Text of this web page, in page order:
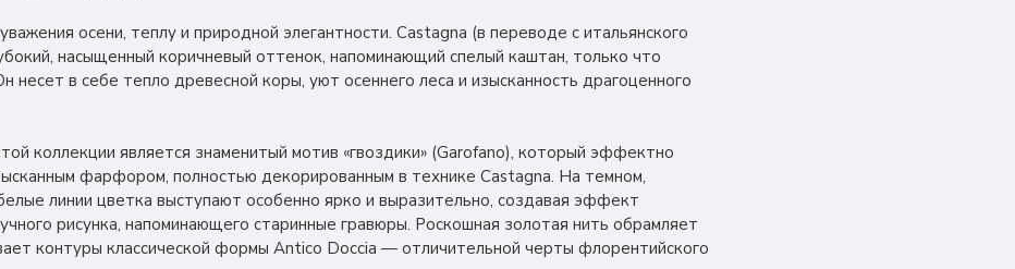
осени, теплу и природной элегантности. Castagna (в переводе с итальянского
насыщенный коричневый оттенок, напоминающий спелый каштан, только что
несет в себе тепло древесной коры, уют осеннего леса и изысканность драгоценного
коллекции является знаменитый мотив «гвоздики» (Garofano), который эффектно
фарфором, полностью декорированным в технике Castagna. На темном,
линии цветка выступают особенно ярко и выразительно, создавая эффект
рисунка, напоминающего старинные гравюры. Роскошная золотая нить обрамляет
контуры классической формы Antico Doccia — отличительной черты флорентийского